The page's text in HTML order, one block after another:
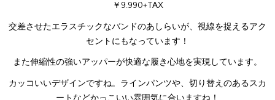
￥9.990+TAX
交差させたエラスチックなバンドのあしらいが、視線を捉えるアク
セントにもなっています！
また伸縮性の強いアッパーが快適な履き心地を実現しています。
カッコいいデザインですね。ラインパンツや、切り替えのあるスカ
ートなどかっこいい雰囲気に合いますね！